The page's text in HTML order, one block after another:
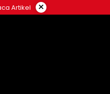
Artikel ×